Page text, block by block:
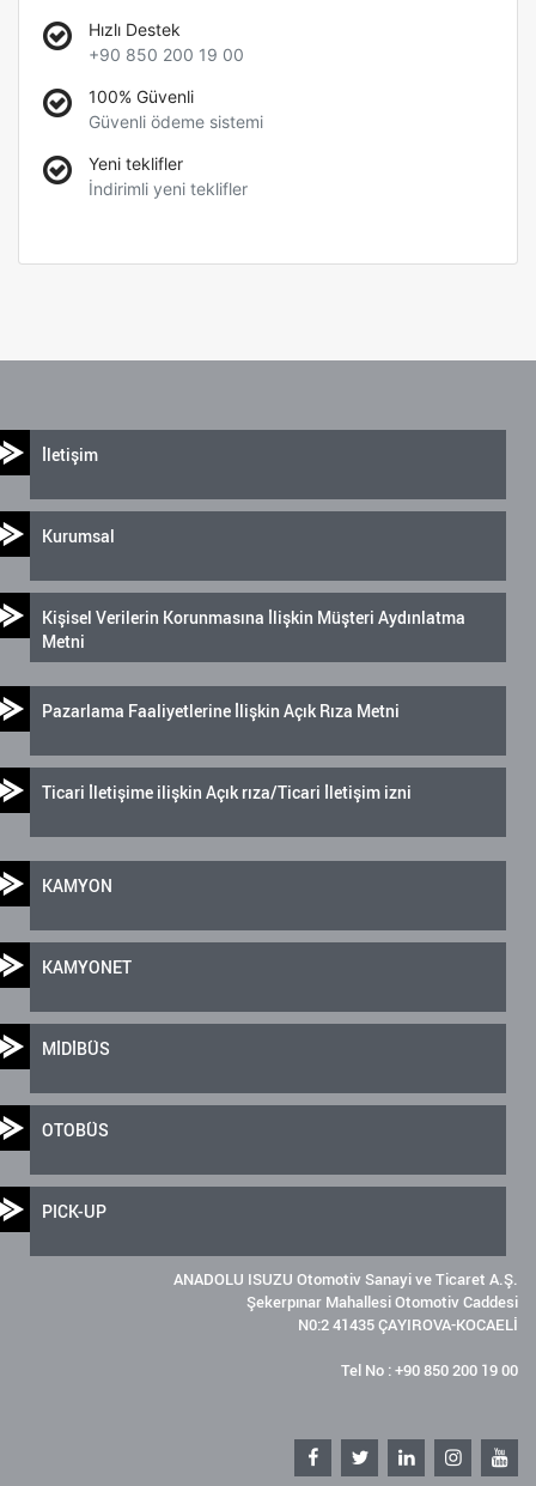
Hızlı Destek
+90 850 200 19 00
100% Güvenli
Güvenli ödeme sistemi
Yeni teklifler
İndirimli yeni teklifler
İletişim
Kurumsal
Kişisel Verilerin Korunmasına İlişkin Müşteri Aydınlatma
Metni
Pazarlama Faaliyetlerine İlişkin Açık Rıza Metni
Ticari İletişime ilişkin Açık rıza/Ticari İletişim izni
KAMYON
KAMYONET
MİDİBÜS
OTOBÜS
PICK-UP
ANADOLU ISUZU Otomotiv Sanayi ve Ticaret A.Ş.
Şekerpınar Mahallesi Otomotiv Caddesi
N0:2 41435 ÇAYIROVA-KOCAELİ
Tel No : +90 850 200 19 00